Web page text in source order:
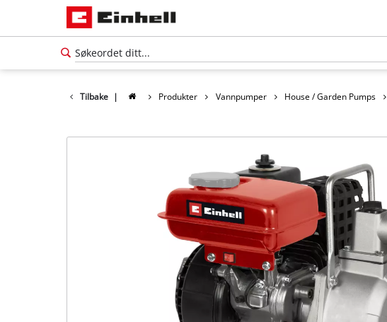
Tilbake | Produkter Vannpumper House / Garden Pumps